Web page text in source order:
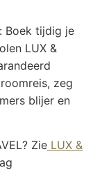
Boek tijdig je
LUX &
zeg
blijer en
Zie LUX &